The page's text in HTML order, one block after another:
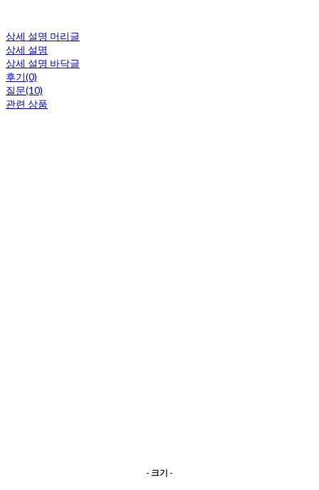
상세 설명 머리글
상세 설명
상세 설명 바닥글
후기(0)
질문(10)
관련 상품
- 크기 -